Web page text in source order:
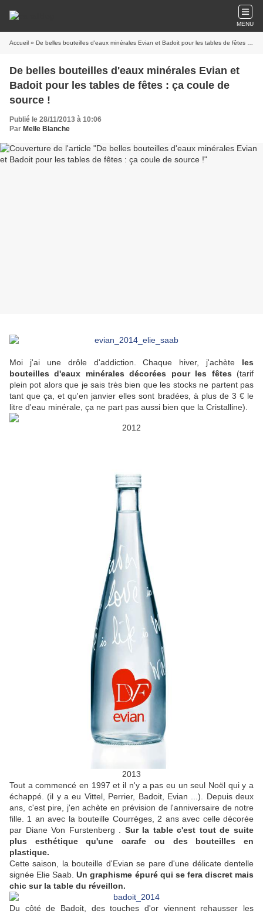
MENU
Accueil » De belles bouteilles d'eaux minérales Evian et Badoit pour les tables de fêtes : ça coule de source !
De belles bouteilles d'eaux minérales Evian et
Badoit pour les tables de fêtes : ça coule de
source !
Publié le 28/11/2013 à 10:06
Par Melle Blanche
Moi j'ai une drôle d'addiction. Chaque hiver, j'achète les
bouteilles d'eaux minérales décorées pour les fêtes (tarif
plein pot alors que je sais très bien que les stocks ne partent pas
tant que ça, et qu'en janvier elles sont bradées, à plus de 3 € le
litre d'eau minérale, ça ne part pas aussi bien que la Cristalline).
2012
2013
Tout a commencé en 1997 et il n'y a pas eu un seul Noël qui y a
échappé. (il y a eu Vittel, Perrier, Badoit, Evian ...). Depuis deux
ans, c'est pire, j'en achète en prévision de l'anniversaire de notre
fille. 1 an avec la bouteille Courrèges, 2 ans avec celle décorée
par Diane Von Furstenberg . Sur la table c'est tout de suite
plus esthétique qu'une carafe ou des bouteilles en
plastique.
Cette saison, la bouteille d'Evian se pare d'une délicate dentelle
signée Elie Saab.Un graphisme épuré qui se fera discret mais
chic sur la table du réveillon.
Du côté de Badoit, des touches d'or viennent rehausser les